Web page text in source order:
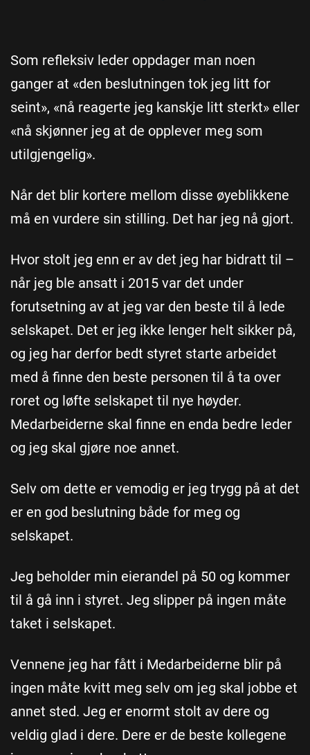
Som refleksiv leder oppdager man noen
ganger at «den beslutningen tok jeg litt for
seint», «nå reagerte jeg kanskje litt sterkt» eller
«nå skjønner jeg at de opplever meg som
utilgjengelig».
Når det blir kortere mellom disse øyeblikkene
må en vurdere sin stilling. Det har jeg nå gjort.
Hvor stolt jeg enn er av det jeg har bidratt til –
når jeg ble ansatt i 2015 var det under
forutsetning av at jeg var den beste til å lede
selskapet. Det er jeg ikke lenger helt sikker på,
og jeg har derfor bedt styret starte arbeidet
med å finne den beste personen til å ta over
roret og løfte selskapet til nye høyder.
Medarbeiderne skal finne en enda bedre leder
og jeg skal gjøre noe annet.
Selv om dette er vemodig er jeg trygg på at det
er en god beslutning både for meg og
selskapet.
Jeg beholder min eierandel på 50 og kommer
til å gå inn i styret. Jeg slipper på ingen måte
taket i selskapet.
Vennene jeg har fått i Medarbeiderne blir på
ingen måte kvitt meg selv om jeg skal jobbe et
annet sted. Jeg er enormt stolt av dere og
veldig glad i dere. Dere er de beste kollegene